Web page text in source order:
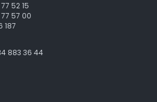
52 15
57 00
187
883 36 44